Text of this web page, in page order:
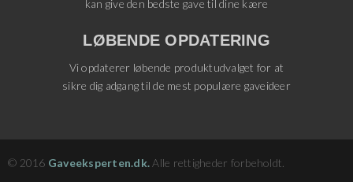
kan give den bedste gave til dine kære
LØBENDE OPDATERING
Vi opdaterer løbende produktudvalget for at
sikre dig adgang til de mest populære gaveideer
© 2016 Gaveeksperten.dk. Alle rettigheder forbeholdt.